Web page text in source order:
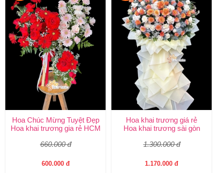
Hoa Chúc Mừng Tuyệt Đẹp
Hoa khai trương gia rẻ HCM
660.000 đ
600.000 đ
Hoa khai trương giá rẻ
Hoa khai trương sài gòn
1.300.000 đ
1.170.000 đ